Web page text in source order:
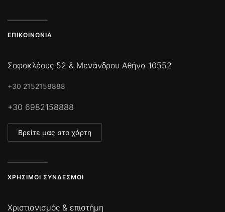
ΕΠΙΚΟΙΝΩΝΊΑ
Σοφοκλέους 52 & Μενάνδρου Αθήνα 10552
+30 2152158888
+30 6982158888
Βρείτε μας στο χάρτη
ΧΡΉΣΙΜΟΙ ΣΎΝΔΕΣΜΟΙ
Χριστιανισμός & επιστήμη